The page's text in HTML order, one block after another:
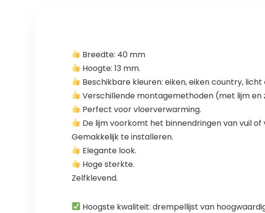
Breedte: 40 mm
Hoogte: 13 mm.
Beschikbare kleuren: eiken, eiken country,
Verschillende montagemethoden (met lijm
Perfect voor vloerverwarming.
De lijm voorkomt het binnendringen van vuil
Gemakkelijk te installeren.
Elegante look.
Hoge sterkte.
Zelfklevend.
Hoogste kwaliteit: drempellijst van